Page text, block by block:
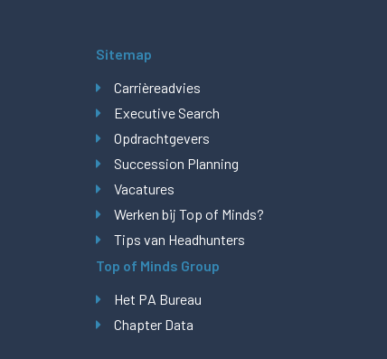
Sitemap
Carrièreadvies
Executive Search
Opdrachtgevers
Succession Planning
Vacatures
Werken bij Top of Minds?
Tips van Headhunters
Top of Minds Group
Het PA Bureau
Chapter Data